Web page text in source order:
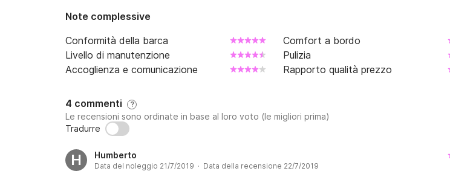
Note complessive
Conformità della barca
Comfort a bordo
Livello di manutenzione
Pulizia
Accoglienza e comunicazione
Rapporto qualità prezzo
4 commenti ?
Le recensioni sono ordinate in base al loro voto (le migliori prima)
Tradurre
H Humberto
Data del noleggio 21/7/2019 · Data della recensione 22/7/2019